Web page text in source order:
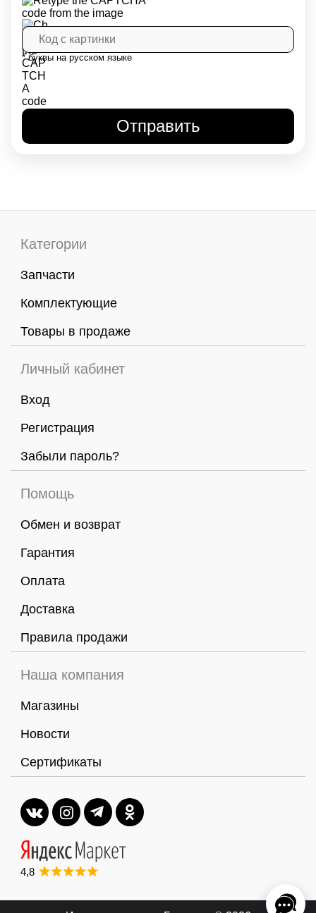
* буквы на русском языке
Категории
Запчасти
Комплектующие
Товары в продаже
Личный кабинет
Вход
Регистрация
Забыли пароль?
Помощь
Обмен и возврат
Гарантия
Оплата
Доставка
Правила продажи
Наша компания
Магазины
Новости
Сертификаты
4,8